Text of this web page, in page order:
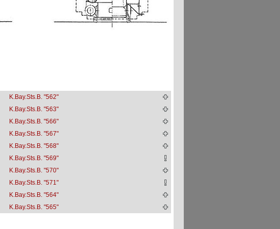
K.Bay.Sts.B. "562"
K.Bay.Sts.B. "563"
K.Bay.Sts.B. "566"
K.Bay.Sts.B. "567"
K.Bay.Sts.B. "568"
K.Bay.Sts.B. "569"
K.Bay.Sts.B. "570"
K.Bay.Sts.B. "571"
K.Bay.Sts.B. "564"
K.Bay.Sts.B. "565"